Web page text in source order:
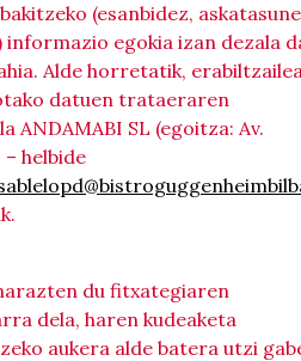
(esanbidez,
egokia izan dezala
Alde horretatik,
datuen trataeraren
ANDAMABI SL (egoitza: Av.
helbide
du fitxategiaren
dela, haren kudeaketa
aukera alde batera utzi